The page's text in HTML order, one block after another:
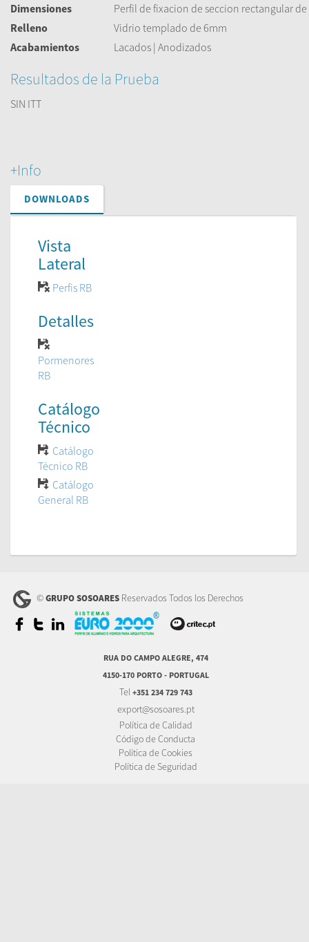
Dimensiones
Perfil de fixacion de seccion rectangular de
Relleno
Vidrio templado de 6mm
Acabamientos
Lacados | Anodizados
Resultados de la Prueba
SIN ITT
+Info
DOWNLOADS
Vista
Lateral
Perfis RB
Detalles
Pormenores
RB
Catálogo
Técnico
Catálogo
Técnico RB
Catálogo
General RB
©GRUPO SOSOARES Reservados Todos los Derechos
RUA DO CAMPO ALEGRE, 474
4150-170 PORTO - PORTUGAL
Tel +351 234 729 743
export@sosoares.pt
Política de Calidad
Código de Conducta
Política de Cookies
Política de Seguridad